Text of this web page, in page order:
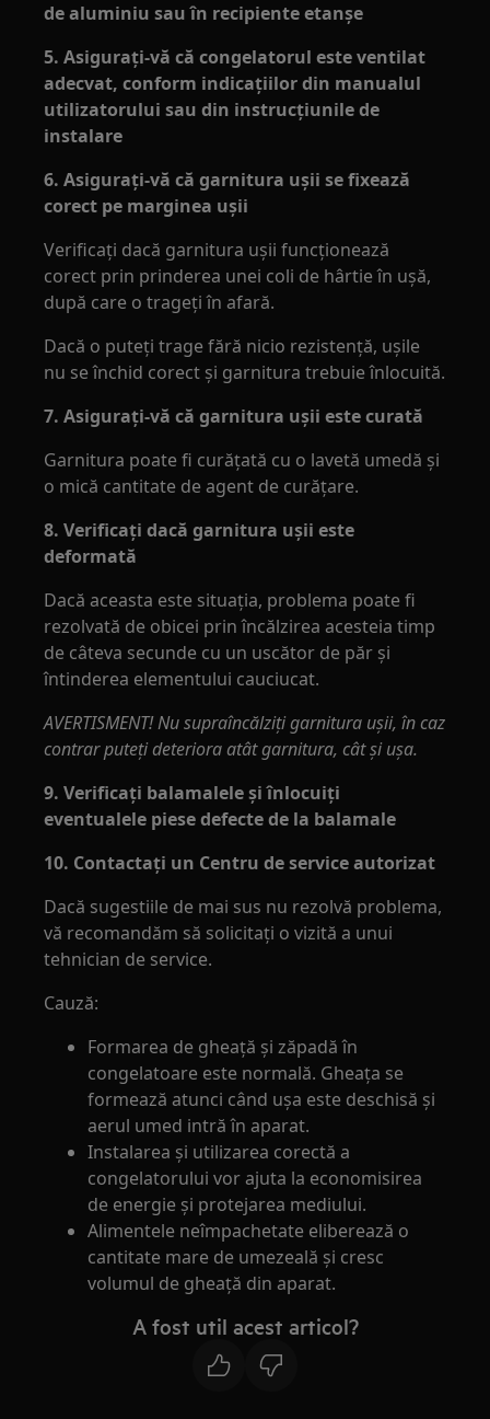
de aluminiu sau în recipiente etanșe
5. Asigurați-vă că congelatorul este ventilat
adecvat, conform indicațiilor din manualul
utilizatorului sau din instrucțiunile de
instalare
6. Asigurați-vă că garnitura ușii se fixează
corect pe marginea ușii
Verificați dacă garnitura ușii funcționează
corect prin prinderea unei coli de hârtie în ușă,
după care o trageți în afară.
Dacă o puteți trage fără nicio rezistență, ușile
nu se închid corect și garnitura trebuie înlocuită.
7. Asigurați-vă că garnitura ușii este curată
Garnitura poate fi curățată cu o lavetă umedă și
o mică cantitate de agent de curățare.
8. Verificați dacă garnitura ușii este
deformată
Dacă aceasta este situația, problema poate fi
rezolvată de obicei prin încălzirea acesteia timp
de câteva secunde cu un uscător de păr și
întinderea elementului cauciucat.
AVERTISMENT! Nu supraîncălziți garnitura ușii, în caz
contrar puteți deteriora atât garnitura, cât și ușa.
9. Verificați balamalele și înlocuiți
eventualele piese defecte de la balamale
10. Contactați un Centru de service autorizat
Dacă sugestiile de mai sus nu rezolvă problema,
vă recomandăm să solicitați o vizită a unui
tehnician de service.
Cauză:
Formarea de gheață și zăpadă în
congelatoare este normală. Gheața se
formează atunci când ușa este deschisă și
aerul umed intră în aparat.
Instalarea și utilizarea corectă a
congelatorului vor ajuta la economisirea
de energie și protejarea mediului.
Alimentele neîmpachetate eliberează o
cantitate mare de umezeală și cresc
volumul de gheață din aparat.
A fost util acest articol?